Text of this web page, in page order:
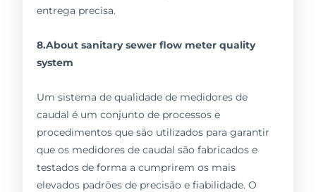
entrega precisa.
8.About sanitary sewer flow meter quality
system
Um sistema de qualidade de medidores de
caudal é um conjunto de processos e
procedimentos que são utilizados para garantir
que os medidores de caudal são fabricados e
testados de forma a cumprirem os mais
elevados padrões de precisão e fiabilidade. O